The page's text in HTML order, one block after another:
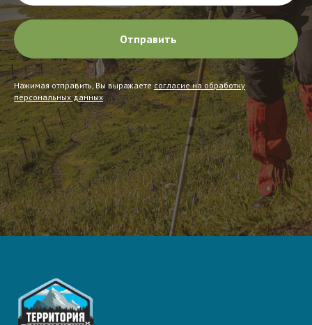
Отправить
Нажимая отправить, Вы выражаете согласие на обработку
персональных данных